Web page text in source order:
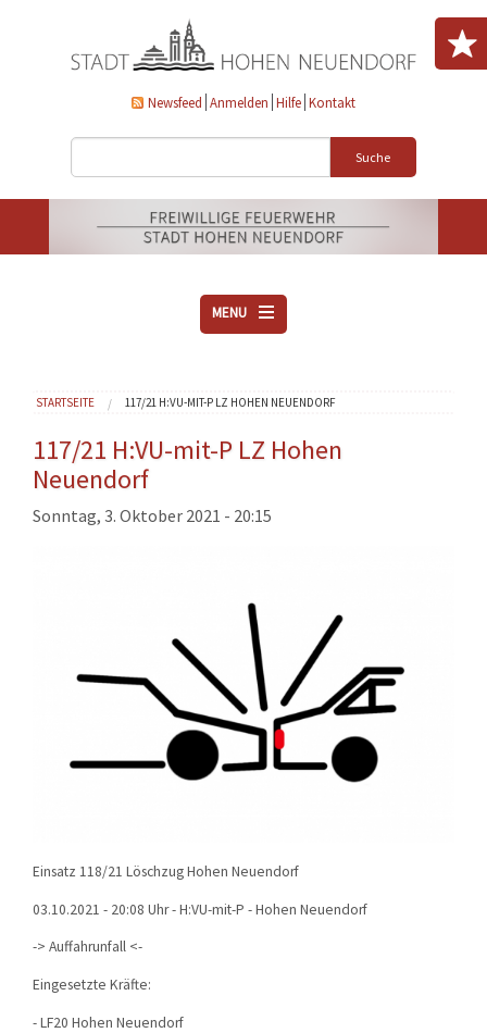
Newsfeed Anmelden Hilfe Kontakt
Suche
MENU
VEREINE
AKTUELLES
KONTAKT
Sie sind hier
STARTSEITE 117/21 H:VU-MIT-P LZ HOHEN NEUENDORF
117/21 H:VU-mit-P LZ Hohen
Neuendorf
Sonntag, 3. Oktober 2021 - 20:15
Einsatz 118/21 Löschzug Hohen Neuendorf
03.10.2021 - 20:08 Uhr - H:VU-mit-P - Hohen Neuendorf
-> Auffahrunfall <-
Eingesetzte Kräfte:
- LF20 Hohen Neuendorf